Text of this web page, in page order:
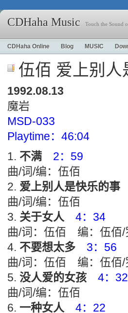
CDHaha Music Touch the Sound
CDHaha Online Blog MUSIC
伍佰 爱上别人
1992.08.13
魔岩
MSD-033
Playtime：46:04
不满
2：59
曲/词/编：伍佰
爱上别人是快乐的事
曲/词/编：伍佰
关于女人
4：34
曲/词：伍佰 编：伍佰/
不要想太多
3：56
曲/词：伍佰 编：伍佰/
没人爱的女孩
4：32
曲/词/编：伍佰
一种女人
4：22